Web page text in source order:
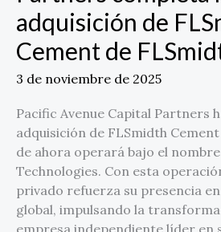
adquisición de
Cement de
3 de noviembre de 2025
Pacific Avenue Capital Partners
adquisición de FLSmidth
de ahora operará bajo el
Technologies. Con esta
privado refuerza su presencia
global, impulsando la
empresa independiente líder en
la
adquisición
de
FLSmidth
de
FLSmidth
&
Co.
A/S